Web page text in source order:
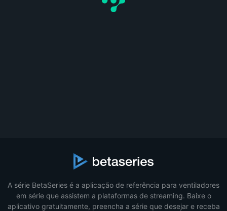
A série BetaSeries é a aplicação de referência para ventiladores
em série que assistem a plataformas de streaming. Baixe o
aplicativo gratuitamente, preencha a série que desejar e receba